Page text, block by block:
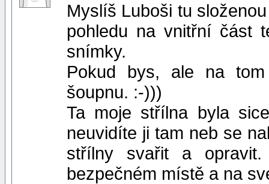
Myslíš Luboši tu
pohledu na vnitřní část
snímky.
Pokud bys, ale na
šoupnu. :-)))
Ta moje střílna byla
neuvidíte ji tam neb se
střílny svařit a
bezpečném místě a na